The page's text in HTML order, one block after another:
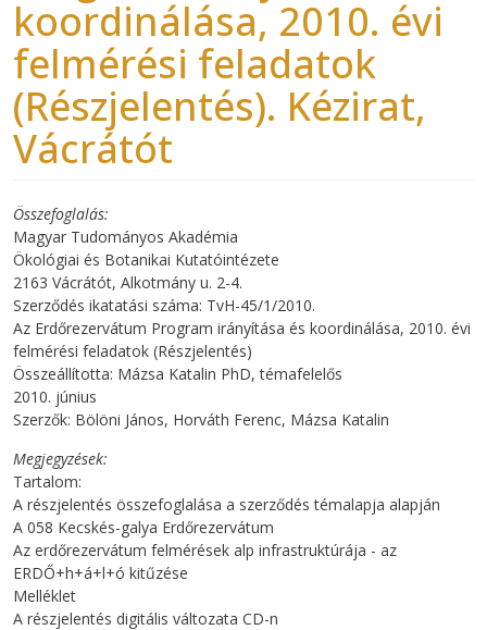
koordinálása, 2010. évi
felmérési feladatok
(Részjelentés). Kézirat,
Vácrátót
Összefoglalás
Magyar Tudományos Akadémia
Ökológiai és Botanikai Kutatóintézete
2163 Vácrátót, Alkotmány u. 2-4.
Szerződés ikatatási száma: TvH-45/1/2010.
Az Erdőrezervátum Program irányítása és koordinálása, 2010. évi
felmérési feladatok (Részjelentés)
Összeállította: Mázsa Katalin PhD, témafelelős
2010. június
Szerzők: Bölöni János, Horváth Ferenc, Mázsa Katalin
Megjegyzések
Tartalom:
A részjelentés összefoglalása a szerződés témalapja alapján
A 058 Kecskés-galya Erdőrezervátum
Az erdőrezervátum felmérések alp infrastruktúrája - az
ERDŐ+h+á+l+ó kitűzése
Melléklet
A részjelentés digitális változata CD-n